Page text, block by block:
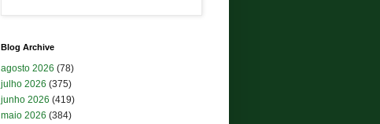
Blog Archive
agosto 2026 (78)
julho 2026 (375)
junho 2026 (419)
maio 2026 (384)